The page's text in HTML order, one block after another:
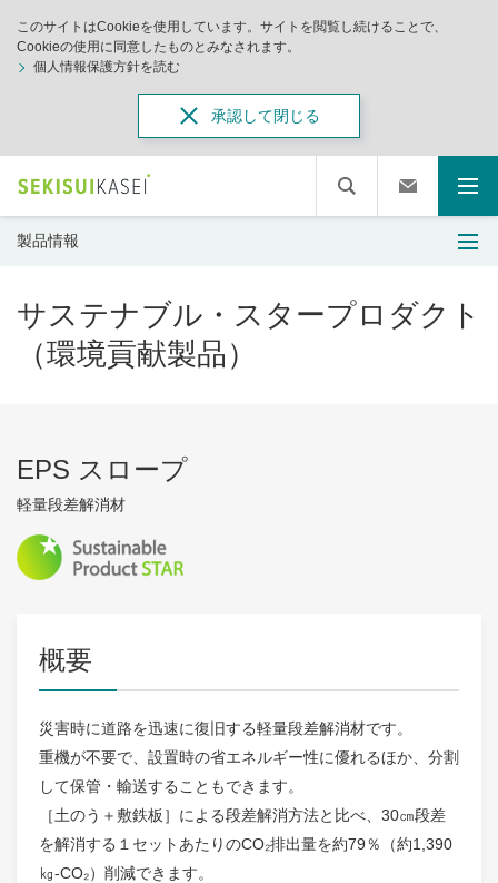
このサイトはCookieを使用しています。サイトを閲覧し続けることで、
Cookieの使用に同意したものとみなされます。
個人情報保護方針を読む
承認して閉じる
製品情報
サステナブル・スタープロダクト
（環境貢献製品）
EPS スロープ
軽量段差解消材
概要
災害時に道路を迅速に復旧する軽量段差解消材です。
重機が不要で、設置時の省エネルギー性に優れるほか、分割
して保管・輸送することもできます。
［土のう＋敷鉄板］による段差解消方法と比べ、30㎝段差
を解消する１セットあたりのCO₂排出量を約79％（約1,390
㎏-CO₂）削減できます。